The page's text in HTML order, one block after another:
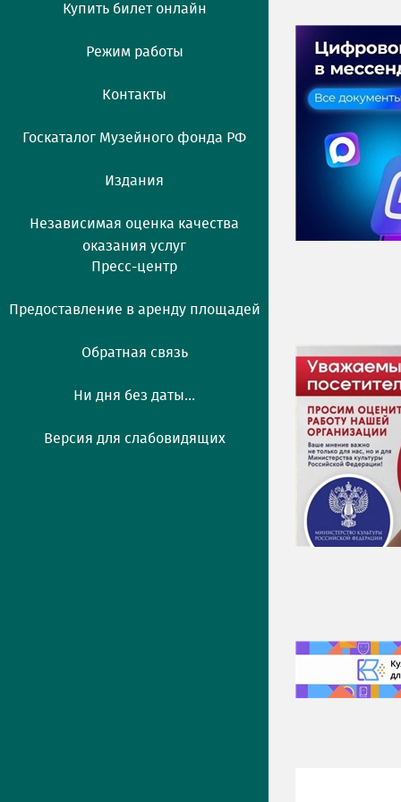
Купить билет онлайн
Режим работы
Контакты
Госкаталог Музейного фонда РФ
Издания
Независимая оценка качества
оказания услуг
Пресс-центр
Предоставление в аренду площадей
Обратная связь
Ни дня без даты...
Версия для слабовидящих